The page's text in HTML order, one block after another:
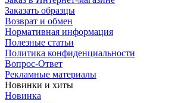
Заказать образцы
Возврат и обмен
Нормативная информация
Полезные статьи
Политика конфиденциальности
Вопрос-Ответ
Рекламные материалы
Новинки и хиты
Новинка